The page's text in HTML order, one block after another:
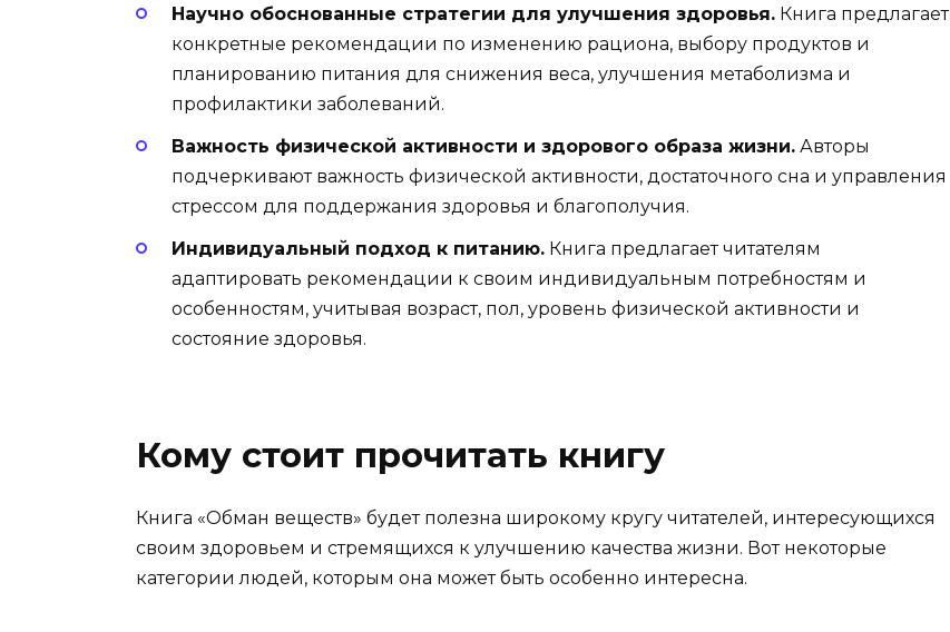
Научно обоснованные стратегии для улучшения здоровья. Книга предлагает
конкретные рекомендации по изменению рациона, выбору продуктов и
планированию питания для снижения веса, улучшения метаболизма и
профилактики заболеваний.
Важность физической активности и здорового образа жизни. Авторы
подчеркивают важность физической активности, достаточного сна и управления
стрессом для поддержания здоровья и благополучия.
Индивидуальный подход к питанию. Книга предлагает читателям
адаптировать рекомендации к своим индивидуальным потребностям и
особенностям, учитывая возраст, пол, уровень физической активности и
состояние здоровья.
Кому стоит прочитать книгу
Книга «Обман веществ» будет полезна широкому кругу читателей, интересующихся
своим здоровьем и стремящихся к улучшению качества жизни. Вот некоторые
категории людей, которым она может быть особенно интересна.